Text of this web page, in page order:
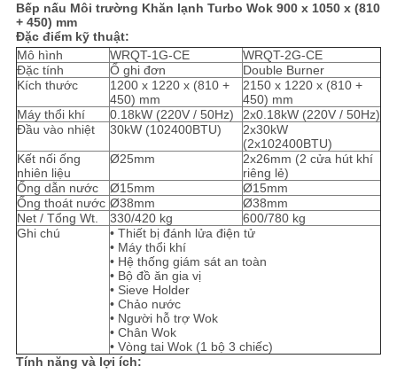
VR
SƠ
ĐỒ
TRANG
WEB
PRIVACY
Bếp nấu Môi trường Khăn lạnh Turbo Wok 900 x 1050 x (810
+ 450) mm
Đặc điểm kỹ thuật:
Mô hình
WRQT-1G-CE
WRQT-2G-CE
Đặc tính
Ổ ghi đơn
Double Burner
Kích thước
1200 x 1220 x (810 +
450) mm
2150 x 1220 x (810 +
450) mm
Máy thổi khí
0.18kW (220V / 50Hz)
2x0.18kW (220V / 50Hz)
Đầu vào nhiệt
30kW (102400BTU)
2x30kW
(2x102400BTU)
Kết nối ống
nhiên liệu
Ø25mm
2x26mm (2 cửa hút khí
riêng lẻ)
Ống dẫn nước
Ø15mm
Ø15mm
Ống thoát nước Ø38mm
Ø38mm
Net / Tổng Wt.
330/420 kg
600/780 kg
Ghi chú
• Thiết bị đánh lửa điện tử
• Máy thổi khí
• Hệ thống giám sát an toàn
• Bộ đồ ăn gia vị
• Sieve Holder
• Chảo nước
• Người hỗ trợ Wok
• Chân Wok
• Vòng tai Wok (1 bộ 3 chiếc)
Tính năng và lợi ích: